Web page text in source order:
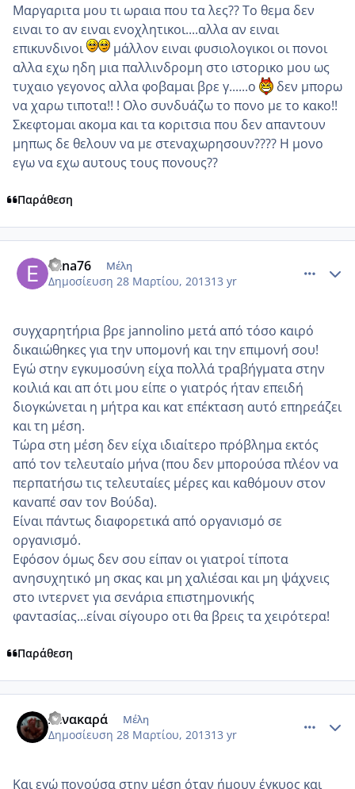
Μαργαριτα μου τι ωραια που τα λες?? Το θεμα δεν
ειναι το αν ειναι ενοχλητικοι....αλλα αν ειναι
επικυνδινοι
μάλλον ειναι φυσιολογικοι οι πονοι
αλλα εχω ηδη μια παλλινδρομη στο ιστορικο μου ως
τυχαιο γεγονος αλλα φοβαμαι βρε γ......ο
δεν μπορω
να χαρω τιποτα!! ! Ολο συνδυάζω το πονο με το κακο!!
Σκεφτομαι ακομα και τα κοριτσια που δεν απαντουν
μηπως δε θελουν να με στεναχωρησουν???? Η μονο
εγω να εχω αυτους τους πονους??
Παράθεση
elina76 Μέλη
Δημοσίευση 28 Μαρτίου, 201313 yr
συγχαρητήρια βρε jannolino μετά από τόσο καιρό
δικαιώθηκες για την υπομονή και την επιμονή σου!
Εγώ στην εγκυμοσύνη είχα πολλά τραβήγματα στην
κοιλιά και απ ότι μου είπε ο γιατρός ήταν επειδή
διογκώνεται η μήτρα και κατ επέκταση αυτό επηρεάζει
και τη μέση.
Τώρα στη μέση δεν είχα ιδιαίτερο πρόβλημα εκτός
από τον τελευταίο μήνα (που δεν μπορούσα πλέον να
περπατήσω τις τελευταίες μέρες και καθόμουν στον
καναπέ σαν τον Βούδα).
Είναι πάντως διαφορετικά από οργανισμό σε
οργανισμό.
Εφόσον όμως δεν σου είπαν οι γιατροί τίποτα
ανησυχητικό μη σκας και μη χαλιέσαι και μη ψάχνεις
στο ιντερνετ για σενάρια επιστημονικής
φαντασίας...είναι σίγουρο οτι θα βρεις τα χειρότερα!
Παράθεση
λένακαρά Μέλη
Δημοσίευση 28 Μαρτίου, 201313 yr
Και εγώ πονούσα στην μέση όταν ήμουν έγκυος και